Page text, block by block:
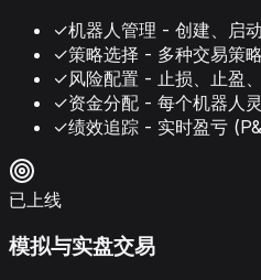
✓机器人管理 - 创建、启
✓策略选择 - 多种交易策略
✓风险配置 - 止损、止盈
✓资金分配 - 每个机器人
✓绩效追踪 - 实时盈亏
已上线
模拟与实盘交易